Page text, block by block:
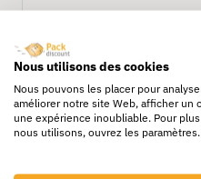
FAQ – Chiffon
blanc optique
Peut-il être utilisé sur
écrans ?
Oui, sa texture douce
l’optique.
Nous utilisons des cookies
Nous pouvons les placer pour
améliorer notre site Web, afficher un
une expérience inoubliable. Pour
nous utilisons, ouvrez les paramètres.